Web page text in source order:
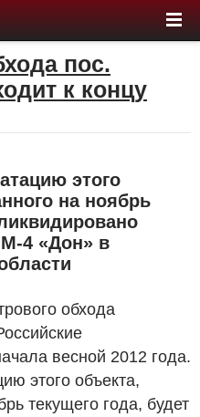
пос.
к концу
этого
на ноябрь
4 «Дон» в
обхода
весной 2012 года.
этого объекта,
текущего года, будет